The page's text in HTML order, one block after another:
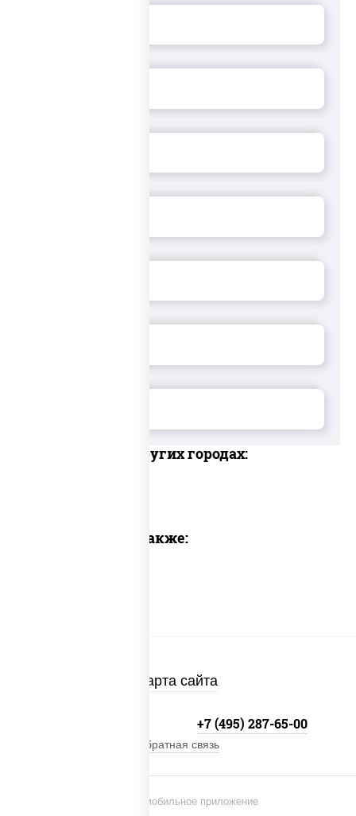
Доставка в других городах:
Предлагаем также:
Карта сайта
Установи мобильное приложение
+7 (495) 287-65-00
Обратная связь